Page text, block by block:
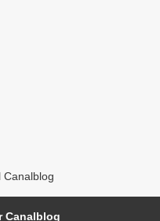
Canalblog
Canalblog